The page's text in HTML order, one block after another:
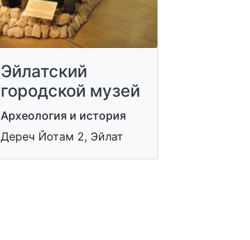
Эйлатский
городской музей
Археология и история
Дереч Йотам 2, Эйлат